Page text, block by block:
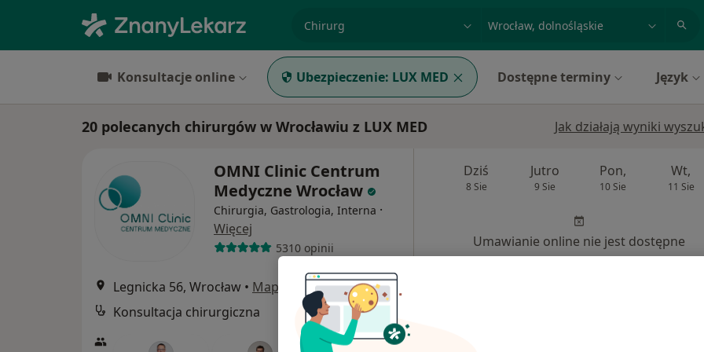
miasto lub dzielnica
Konsultacje online Ubezpieczenie: LUX MED Dostępne terminy Język
20 polecanych chirurgów w Wrocławiu z LUX MED Jak działają wyniki
OMNI Clinic Centrum
Medyczne Wrocław
Chirurgia, Gastrologia, Interna ·
Więcej
5310 opinii
Legnicka 56, Wrocław • Mapa
Konsultacja chirurgiczna
250 zł
Dziś
8 Sie
Jutro
9 Sie
Pon,
10 Sie
Wt,
11 Sie
Umawianie online nie jest dostępne